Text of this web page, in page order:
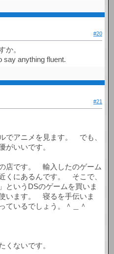
#20
か。
say anything fluent.
#21
でアニメを見ます。 でも、
がいいです。
店です。 輸入したのゲーム
くにあるんです。 そこで、
というDSのゲームを買いま
います。 寝るを手伝いま
いるでしょう。＾＿＾
くないです。